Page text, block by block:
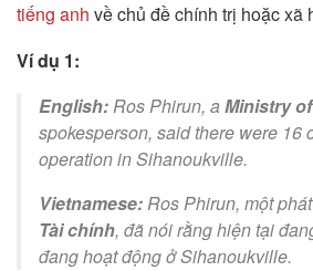
tiếng anh về chủ đề chính trị hoặc xã
Ví dụ 1:
English:Ros Phirun, aMinistry
spokesperson, said there were 16
operation in Sihanoukville.
Vietnamese:Ros Phirun, một
Tài chính, đã nói rằng hiện tại
đang hoạt động ở Sihanoukville.